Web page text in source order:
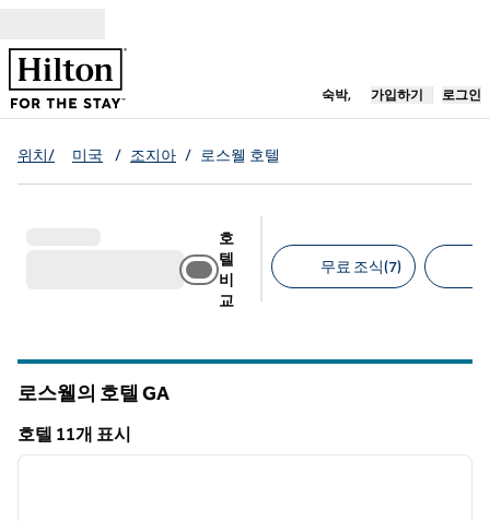
숙박,새 탭 열림
가입하기 로그인
위치/ 미국 / 조지아 / 로스웰 호텔
호
텔
비
교
무료 조식(7)
로스웰의 호텔 GA
호텔 11개 표시
호텔 11개 표시
1/12
다음